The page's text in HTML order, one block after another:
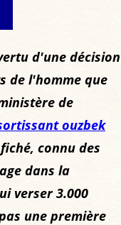
d'une décision
de l'homme que
de
ouzbek
connu des
dans la
verser 3.000
une première